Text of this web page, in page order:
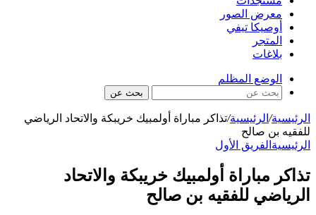
معرض الصور
أوصيكا تيفي
المتجر
بلاغات
الوضع المظلم
بحث عن
الرئيسية/ الرئيسية/تذاكر مباراة أولمبيك خريبكة والاتحاد الرياضي
للفقيه بن صالح
الرئيسية الفريق الأول
تذاكر مباراة أولمبيك خريبكة والاتحاد
الرياضي للفقيه بن صالح